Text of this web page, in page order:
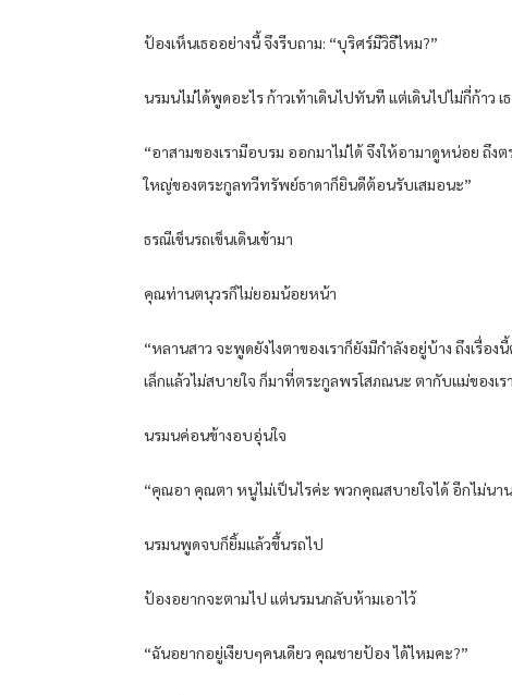
ป้องเห็นเธออย่างนี้ จึงรีบถาม: “บุริศร์มีวิธีไหม?”
นรมนไม่ได้พูดอะไร ก้าวเท้าเดินไปทันที แต่เดินไปไม่กี่ก้าว
“อาสามของเรามีอบรม ออกมาไม่ได้ จึงให้อามาดูหน่อย ถึง
ใหญ่ของตระกูลทวีทรัพย์ธาดาก็ยินดีต้อนรับเสมอนะ”
ธรณีเข็นรถเข็นเดินเข้ามา
คุณท่านตนุวรก็ไม่ยอมน้อยหน้า
“หลานสาว จะพูดยังไงตาของเราก็ยังมีกำลังอยู่บ้าง ถึงเรื่อ
เล็กแล้วไม่สบายใจ ก็มาที่ตระกูลพรโสภณนะ ตากับแม่ของเ
นรมนค่อนข้างอบอุ่นใจ
“คุณอา คุณตา หนูไม่เป็นไรค่ะ พวกคุณสบายใจได้ อีกไม่นา
นรมนพูดจบก็ยิ้มแล้วขึ้นรถไป
ป้องอยากจะตามไป แต่นรมนกลับห้ามเอาไว้
“ฉันอยากอยู่เงียบๆคนเดียว คุณชายป้อง ได้ไหมคะ?”